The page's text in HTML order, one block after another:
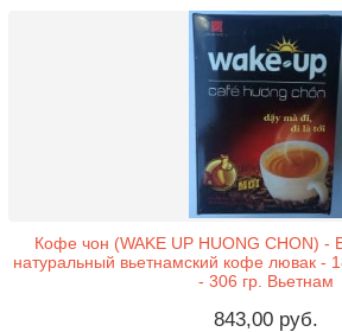
Кофе чон (WAKE UP HUONG CHON) -
натуральный вьетнамский кофе лювак -
- 306 гр. Вьетнам
843,00 руб.